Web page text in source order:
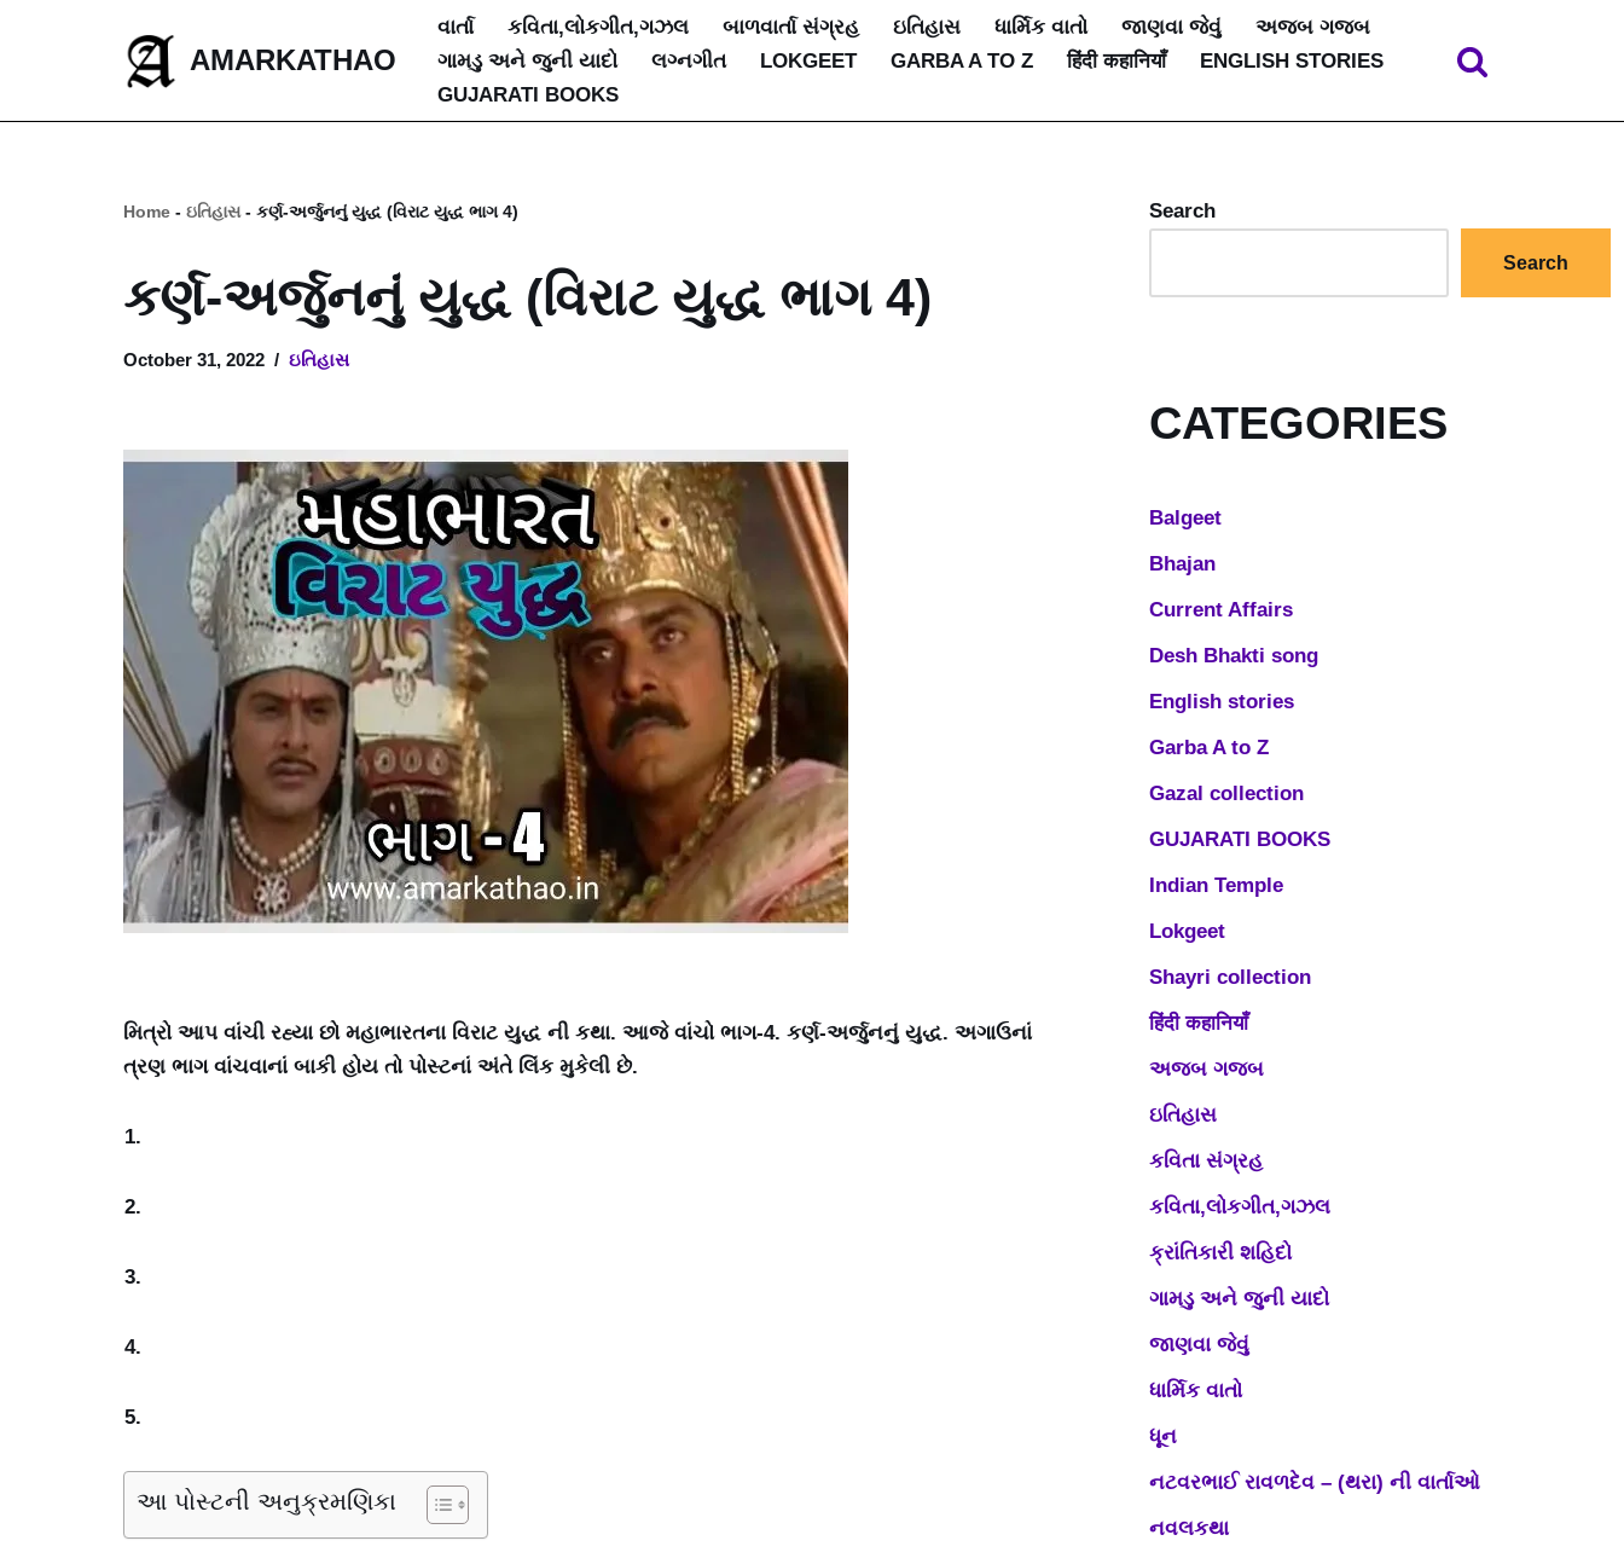
AMARKATHAO
વાર્તા કવિતા,લોકગીત,ગઝલ બાળવાર્તા સંગ્રહ ઇતિહાસ ધાર્મિક વાતો જાણવા જેવું
અજબ ગજબ
ગામડુ અને જુની યાદો
લગ્નગીત LOKGEET GARBA A TO Z हिंदी कहानियाँ
ENGLISH STORIES
GUJARATI BOOKS
Home - ઇતિહાસ- કર્ણ-અર્જુનનું યુદ્ધ (વિરાટ યુદ્ધ ભાગ 4)
કર્ણ-અર્જુનનું યુદ્ધ (વિરાટ યુદ્ધ ભાગ 4)
October 31, 2022 ઇતિહાસ
મિત્રો આપ વાંચી રહ્યા છો મહાભારતના વિરાટ યુદ્ધ ની કથા. આજે વાંચો ભાગ-4. કર્ણ-અર્જુનનું યુદ્ધ. અગાઉનાં
ત્રણ ભાગ વાંચવાનાં બાકી હોય તો પોસ્ટનાં અંતે લિંક મુકેલી છે.
આ પોસ્ટની અનુક્રમણિકા
Search
Search
CATEGORIES
Balgeet
Bhajan
Current Affairs
Desh Bhakti song
English stories
Garba A to Z
Gazal collection
GUJARATI BOOKS
Indian Temple
Lokgeet
Shayri collection
हिंदी कहानियाँ
અજબ ગજબ
ઇતિહાસ
કવિતા સંગ્રહ
કવિતા,લોકગીત,ગઝલ
ક્રાંતિકારી શહિદો
ગામડુ અને જુની યાદો
જાણવા જેવું
ધાર્મિક વાતો
ધૂન
નટવરભાઈ રાવળદેવ – (થરા) ની વાર્તાઓ
નવલકથા